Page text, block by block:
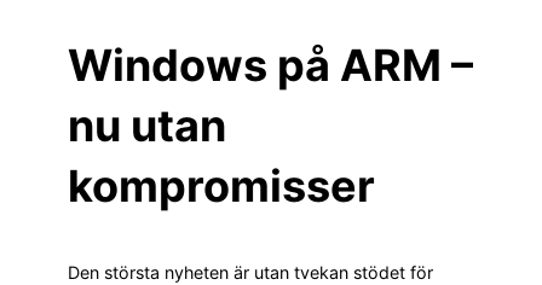
Windows på ARM –
nu utan
kompromisser
Den största nyheten är utan tvekan stödet för